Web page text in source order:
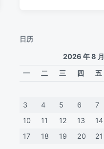
日历
2026 年 8 月
一
二 三 四 五
3
4 5 6 7
10
11 12 13 14
17
18 19 20 21